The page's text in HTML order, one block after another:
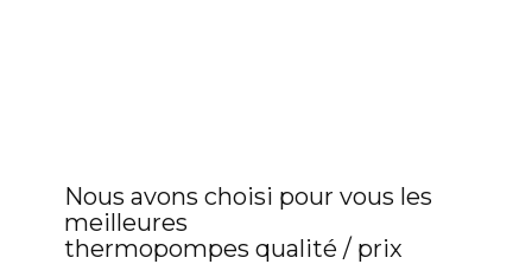
Nous avons choisi pour vous les
meilleures
thermopompes qualité / prix